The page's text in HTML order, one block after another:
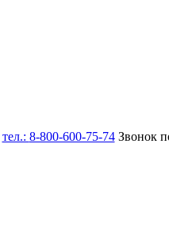
тел.: 8-800-600-75-74Звонок